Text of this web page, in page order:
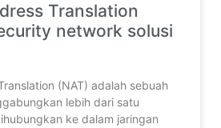
Translation
network solusi
(NAT) adalah sebuah
lebih dari satu
ke dalam jaringan